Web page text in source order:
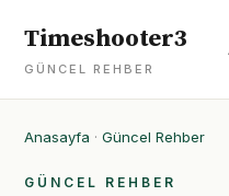
Timeshooter3
GÜNCEL REHBER
Anasayfa · Güncel Rehber
GÜNCEL REHBER